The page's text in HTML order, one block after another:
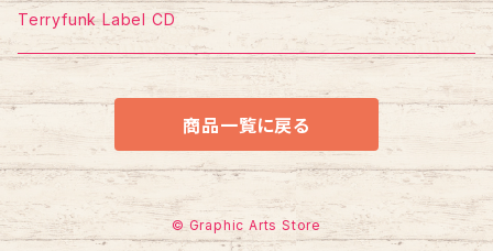
Terryfunk Label CD
商品一覧に戻る
© Graphic Arts Store